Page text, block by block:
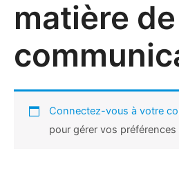
matière de
Connectez-vous à votre
pour gérer vos